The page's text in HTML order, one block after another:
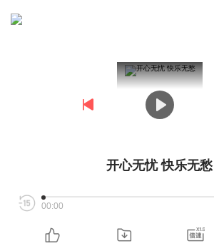
开心无忧 快乐无愁
00:00